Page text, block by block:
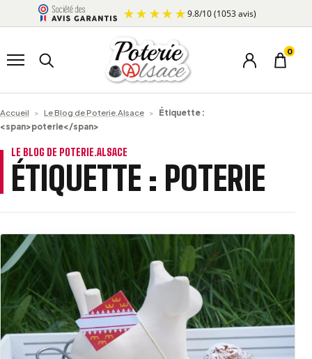
Aller au contenu 9.8/10(1053 avis)
Ouvrir le menuRechercher un produit
Menu du
Panier
0
Accueil > Le Blog de Poterie.Alsace > Étiquette :
<span>poterie</span>
LE BLOG DE POTERIE.ALSACE
ÉTIQUETTE : POTERIE